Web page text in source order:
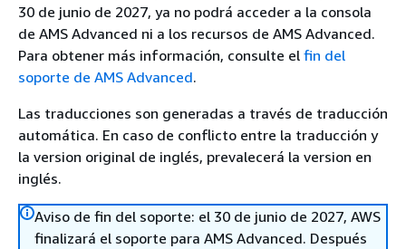
30 de junio de 2027, ya no podrá acceder a la consola
de AMS Advanced ni a los recursos de AMS Advanced.
Para obtener más información, consulte el fin del
soporte de AMS Advanced.
Las traducciones son generadas a través de traducción
automática. En caso de conflicto entre la traducción y
la version original de inglés, prevalecerá la version en
inglés.
Aviso de fin del soporte: el 30 de junio de 2027, AWS
finalizará el soporte para AMS Advanced. Después